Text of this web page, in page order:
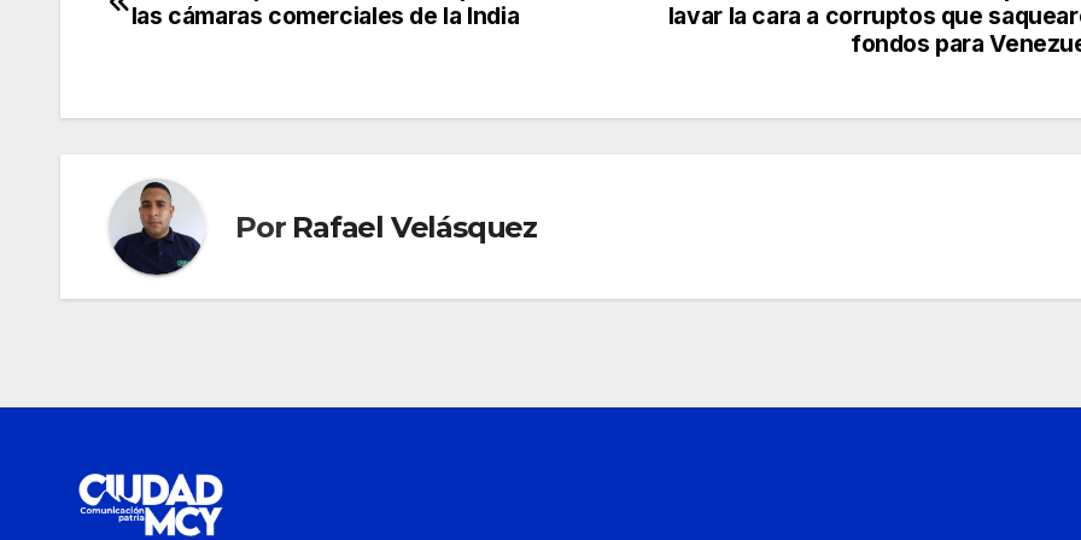
lavar la cara a corruptos que
fondos para
las cámaras comerciales de la India
Por Rafael Velásquez